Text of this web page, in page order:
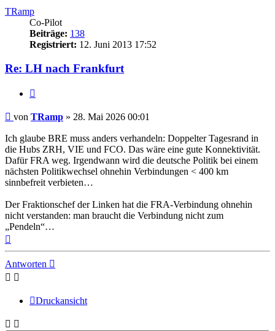
TRamp
Co-Pilot
Beiträge: 138
Registriert: 12. Juni 2013 17:52
Re: LH nach Frankfurt
Ungelesener
von TRamp » 28. Mai 2026 00:01
Ich glaube BRE muss anders verhandeln: Doppelter Tagesrand in
die Hubs ZRH, VIE und FCO. Das wäre eine gute Konnektivität.
Dafür FRA weg. Irgendwann wird die deutsche Politik bei einem
nächsten Politikwechsel ohnehin Verbindungen < 400 km
sinnbefreit verbieten…
Der Fraktionschef der Linken hat die FRA-Verbindung ohnehin
nicht verstanden: man braucht die Verbindung nicht zum
„Pendeln“…
oben
Antworten
Druckansicht